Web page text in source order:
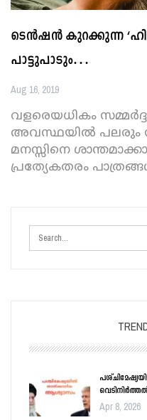
ടെന്‍ഷന്‍ കുറക്കുന്ന
പാട്ടുപാടും…
Aug 16, 2019
വളരെയധികം
അവസ്ഥയില്‍ പലരും
മനസ്സിനെ
പ്രത്യേകതരം
Apr 8, 2026